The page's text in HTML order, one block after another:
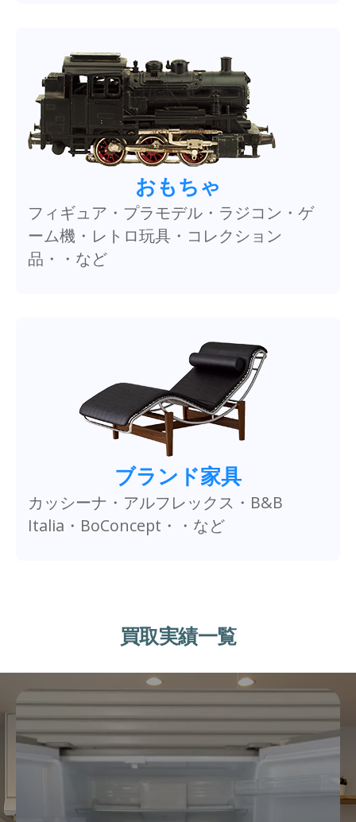
おもちゃ
フィギュア・プラモデル・ラジコン・ゲ
ーム機・レトロ玩具・コレクション
品・・など
ブランド家具
カッシーナ・アルフレックス・B&B
Italia・BoConcept・・など
買取実績一覧